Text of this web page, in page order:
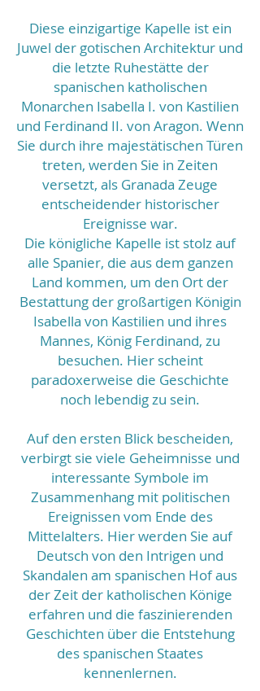
Diese einzigartige Kapelle ist ein
Juwel der gotischen Architektur und
die letzte Ruhestätte der
spanischen katholischen
Monarchen Isabella I. von Kastilien
und Ferdinand II. von Aragon. Wenn
Sie durch ihre majestätischen Türen
treten, werden Sie in Zeiten
versetzt, als Granada Zeuge
entscheidender historischer
Ereignisse war.
Die königliche Kapelle ist stolz auf
alle Spanier, die aus dem ganzen
Land kommen, um den Ort der
Bestattung der großartigen Königin
Isabella von Kastilien und ihres
Mannes, König Ferdinand, zu
besuchen. Hier scheint
paradoxerweise die Geschichte
noch lebendig zu sein.
Auf den ersten Blick bescheiden,
verbirgt sie viele Geheimnisse und
interessante Symbole im
Zusammenhang mit politischen
Ereignissen vom Ende des
Mittelalters. Hier werden Sie auf
Deutsch von den Intrigen und
Skandalen am spanischen Hof aus
der Zeit der katholischen Könige
erfahren und die faszinierenden
Geschichten über die Entstehung
des spanischen Staates
kennenlernen.